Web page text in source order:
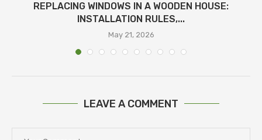
REPLACING WINDOWS IN A WOODEN HOUSE:
INSTALLATION RULES,...
May 21, 2026
LEAVE A COMMENT